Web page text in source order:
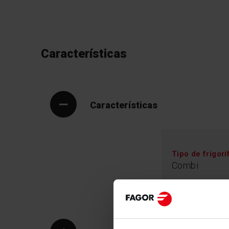
Características
Características
Tipo de
Combi